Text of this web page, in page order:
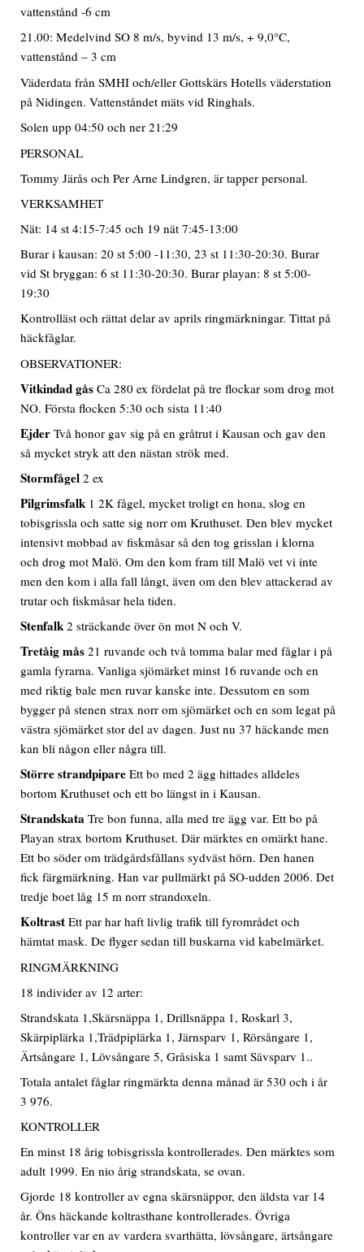
vattenstånd -6 cm
21.00: Medelvind SO 8 m/s, byvind 13 m/s, + 9,0°C,
vattenstånd – 3 cm
Väderdata från SMHI och/eller Gottskärs Hotells väderstation
på Nidingen. Vattenståndet mäts vid Ringhals.
Solen upp 04:50 och ner 21:29
PERSONAL
Tommy Järås och Per Arne Lindgren, är tapper personal.
VERKSAMHET
Nät: 14 st 4:15-7:45 och 19 nät 7:45-13:00
Burar i kausan: 20 st 5:00 -11:30, 23 st 11:30-20:30. Burar
vid St bryggan: 6 st 11:30-20:30. Burar playan: 8 st 5:00-
19:30
Kontrolläst och rättat delar av aprils ringmärkningar. Tittat på
häckfåglar.
OBSERVATIONER:
Vitkindad gås Ca 280 ex fördelat på tre flockar som drog mot
NO. Första flocken 5:30 och sista 11:40
Ejder Två honor gav sig på en gråtrut i Kausan och gav den
så mycket stryk att den nästan strök med.
Stormfågel 2 ex
Pilgrimsfalk 1 2K fågel, mycket troligt en hona, slog en
tobisgrissla och satte sig norr om Kruthuset. Den blev mycket
intensivt mobbad av fiskmåsar så den tog grisslan i klorna
och drog mot Malö. Om den kom fram till Malö vet vi inte
men den kom i alla fall långt, även om den blev attackerad av
trutar och fiskmåsar hela tiden.
Stenfalk2 sträckande över ön mot N och V.
Tretåig mås 21 ruvande och två tomma balar med fåglar i på
gamla fyrarna. Vanliga sjömärket minst 16 ruvande och en
med riktig bale men ruvar kanske inte. Dessutom en som
bygger på stenen strax norr om sjömärket och en som legat på
västra sjömärket stor del av dagen. Just nu 37 häckande men
kan bli någon eller några till.
Större strandpipare Ett bo med 2 ägg hittades alldeles
bortom Kruthuset och ett bo längst in i Kausan.
Strandskata Tre bon funna, alla med tre ägg var. Ett bo på
Playan strax bortom Kruthuset. Där märktes en omärkt hane.
Ett bo söder om trädgårdsfållans sydväst hörn. Den hanen
fick färgmärkning. Han var pullmärkt på SO-udden 2006. Det
tredje boet låg 15 m norr strandoxeln.
Koltrast Ett par har haft livlig trafik till fyrområdet och
hämtat mask. De flyger sedan till buskarna vid kabelmärket.
RINGMÄRKNING
18 individer av 12 arter:
Strandskata 1,Skärsnäppa 1, Drillsnäppa 1, Roskarl 3,
Skärpiplärka 1,Trädpiplärka 1, Järnsparv 1, Rörsångare 1,
Ärtsångare 1, Lövsångare 5, Gråsiska 1 samt Sävsparv 1..
Totala antalet fåglar ringmärkta denna månad är 530 och i år
3 976.
KONTROLLER
En minst 18 årig tobisgrissla kontrollerades. Den märktes som
adult 1999. En nio årig strandskata, se ovan.
Gjorde 18 kontroller av egna skärsnäppor, den äldsta var 14
år. Öns häckande koltrasthane kontrollerades. Övriga
kontroller var en av vardera svarthätta, lövsångare, ärtsångare